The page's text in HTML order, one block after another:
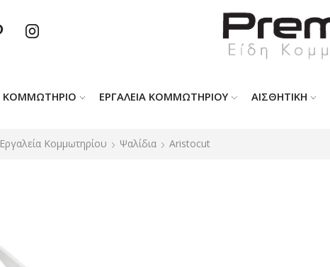
ΚΟΜΜΩΤΉΡΙΟ ΕΡΓΑΛΕΊΑ ΚΟΜΜΩΤΗΡΊΟΥ ΑΙΣΘΗΤΙΚΗ
Εργαλεία Κομμωτηρίου Ψαλίδια Aristocut